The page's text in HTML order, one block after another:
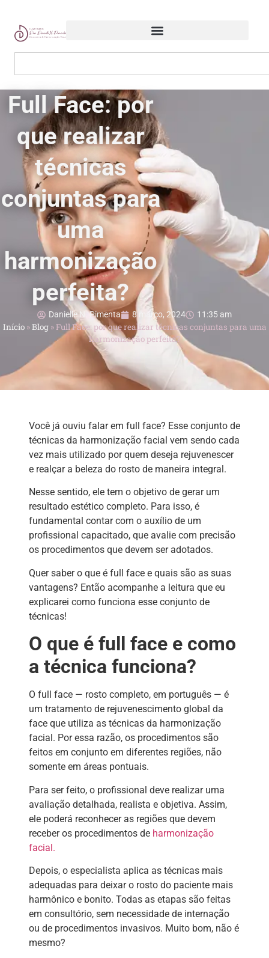
Full Face: por
que realizar
técnicas
conjuntas para
uma
harmonização
perfeita?
Danielle N. Pimenta 8 março, 2024 11:35 am
Início»Blog»Full Face: por que realizar técnicas conjuntas para uma
harmonização perfeita?
Você já ouviu falar em full face? Esse conjunto de
técnicas da harmonização facial vem sendo cada
vez mais utilizado por quem deseja rejuvenescer
e realçar a beleza do rosto de maneira integral.
Nesse sentido, ele tem o objetivo de gerar um
resultado estético completo. Para isso, é
fundamental contar com o auxílio de um
profissional capacitado, que avalie com precisão
os procedimentos que devem ser adotados.
Quer saber o que é full face e quais são as suas
vantagens? Então acompanhe a leitura que eu
explicarei como funciona esse conjunto de
técnicas!
O que é full face e como
a técnica funciona?
O full face — rosto completo, em português — é
um tratamento de rejuvenescimento global da
face que utiliza as técnicas da harmonização
facial. Por essa razão, os procedimentos são
feitos em conjunto em diferentes regiões, não
somente em áreas pontuais.
Para ser feito, o profissional deve realizar uma
avaliação detalhada, realista e objetiva. Assim,
ele poderá reconhecer as regiões que devem
receber os procedimentos de harmonização
facial.
Depois, o especialista aplica as técnicas mais
adequadas para deixar o rosto do paciente mais
harmônico e bonito. Todas as etapas são feitas
em consultório, sem necessidade de internação
ou de procedimentos invasivos. Muito bom, não é
mesmo?